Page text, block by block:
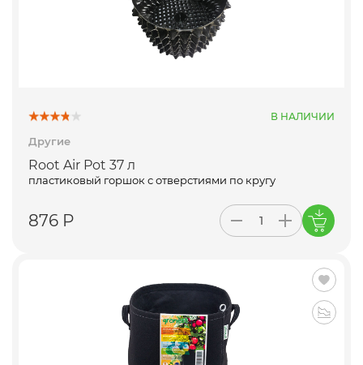
В НАЛИЧИИ
Другие
Root Air Pot 37 л
пластиковый горшок с отверстиями по кругу
876 Р